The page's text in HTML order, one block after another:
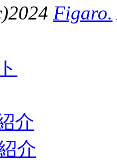
Figaro.
介
介